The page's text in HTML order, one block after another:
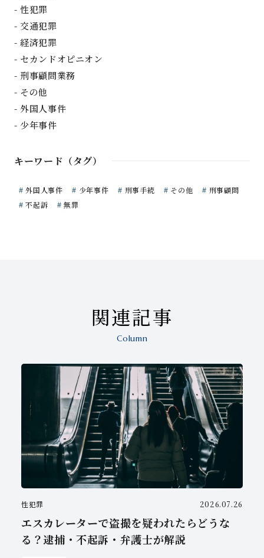
性犯罪
交通犯罪
経済犯罪
セカンドオピニオン
刑事顧問業務
その他
外国人事件
少年事件
キーワード（タグ）
外国人事件 少年事件 刑事手続 その他
刑事顧問
不起訴
無罪
関連記事
Column
性犯罪 2026.07.26
エスカレーターで盗撮を疑われたらどうな
る？逮捕・不起訴・弁護士が解説